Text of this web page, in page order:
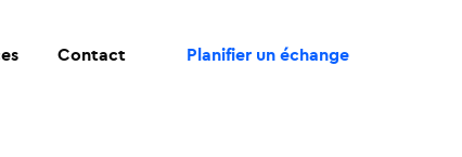
Contact Planifier un échange